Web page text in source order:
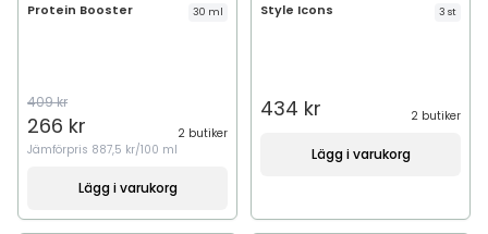
Protein Booster 30 ml
409 kr
266 kr
2 butiker
Jämförpris 887,5 kr/100 ml
Lägg i varukorg
Style Icons 3 st
434 kr 2 butiker
Lägg i varukorg